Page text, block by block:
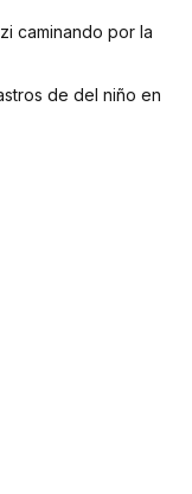
caminando por la
de del niño en